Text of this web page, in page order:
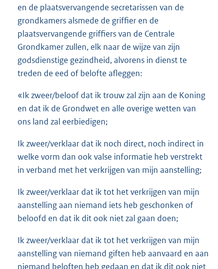
en de plaatsvervangende secretarissen van de
grondkamers alsmede de griffier en de
plaatsvervangende griffiers van de Centrale
Grondkamer zullen, elk naar de wijze van zijn
godsdienstige gezindheid, alvorens in dienst te
treden de eed of belofte afleggen:
«Ik zweer/beloof dat ik trouw zal zijn aan de Koning
en dat ik de Grondwet en alle overige wetten van
ons land zal eerbiedigen;
Ik zweer/verklaar dat ik noch direct, noch indirect in
welke vorm dan ook valse informatie heb verstrekt
in verband met het verkrijgen van mijn aanstelling;
Ik zweer/verklaar dat ik tot het verkrijgen van mijn
aanstelling aan niemand iets heb geschonken of
beloofd en dat ik dit ook niet zal gaan doen;
Ik zweer/verklaar dat ik tot het verkrijgen van mijn
aanstelling van niemand giften heb aanvaard en aan
niemand beloften heb gedaan en dat ik dit ook niet